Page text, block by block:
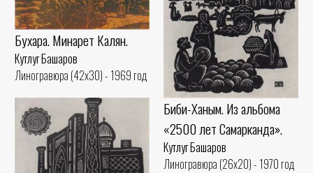
Бухара. Минарет Калян.
Кутлуг Башаров
Линогравюра (42x30) - 1969 год
Биби-Ханым. Из альбома
«2500 лет Самарканда».
Кутлуг Башаров
Линогравюра (26x20) - 1970 год